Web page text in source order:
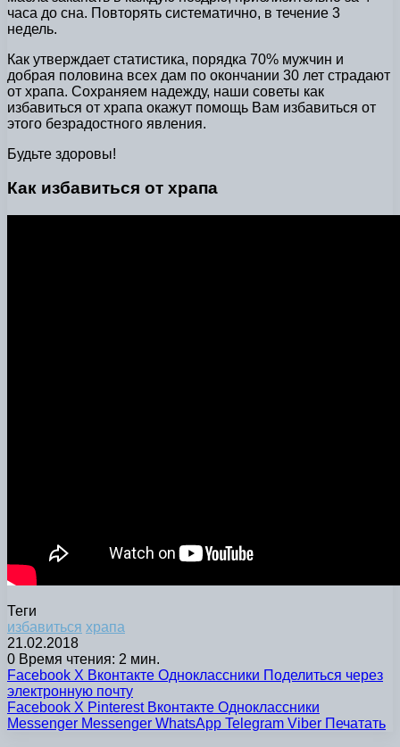
часа до сна. Повторять систематично, в течение 3
недель.
Как утверждает статистика, порядка 70% мужчин и
добрая половина всех дам по окончании 30 лет страдают
от храпа. Сохраняем надежду, наши советы как
избавиться от храпа окажут помощь Вам избавиться от
этого безрадостного явления.
Будьте здоровы!
Как избавиться от храпа
Теги
избавиться храпа
21.02.2018
0 Время чтения: 2 мин.
Facebook X Вконтакте Одноклассники Поделиться через
электронную почту
Facebook X Pinterest Вконтакте Одноклассники
Messenger Messenger WhatsApp Telegram Viber Печатать